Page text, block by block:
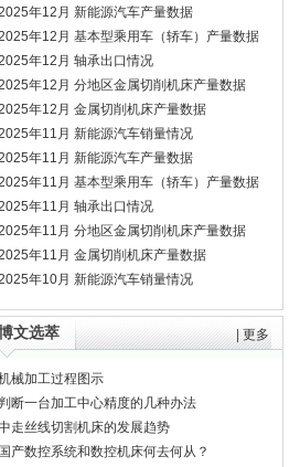
年12月 新能源汽车产量数据
年12月 基本型乘用车（轿车）产量数据
年12月 轴承出口情况
年12月 分地区金属切削机床产量数据
年12月 金属切削机床产量数据
年11月 新能源汽车销量情况
年11月 新能源汽车产量数据
年11月 基本型乘用车（轿车）产量数据
年11月 轴承出口情况
年11月 分地区金属切削机床产量数据
年11月 金属切削机床产量数据
年10月 新能源汽车销量情况
文选萃 更多
械加工过程图示
判断一台加工中心精度的几种办法
走丝线切割机床的发展趋势
国产数控系统和数控机床何去何从？